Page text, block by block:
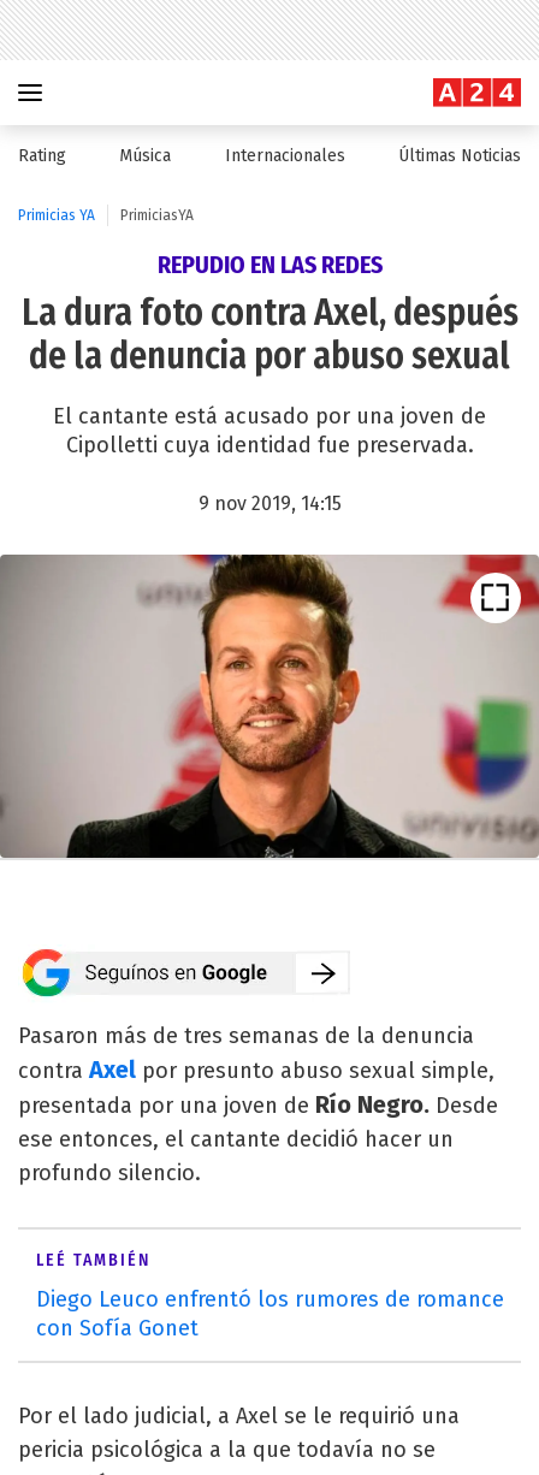
Rating Música Internacionales Últimas Noticias
Primicias YA PrimiciasYA
REPUDIO EN LAS REDES
La dura foto contra Axel, después
de la denuncia por abuso sexual
El cantante está acusado por una joven de
Cipolletti cuya identidad fue preservada.
9 nov 2019, 14:15
Pasaron más de tres semanas de la denuncia
contra Axel por presunto abuso sexual simple,
presentada por una joven de Río Negro. Desde
ese entonces, el cantante decidió hacer un
profundo silencio.
LEÉ TAMBIÉN
Diego Leuco enfrentó los rumores de romance
con Sofía Gonet
Por el lado judicial, a Axel se le requirió una
pericia psicológica a la que todavía no se